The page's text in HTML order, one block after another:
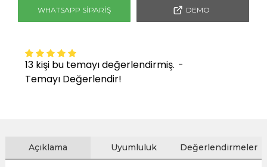
13 kişi bu temayı değerlendirmiş. -
Temayı Değerlendir!
WHATSAPP SIPARIŞ DEMO
Açıklama Uyumluluk Değerlendirmeler